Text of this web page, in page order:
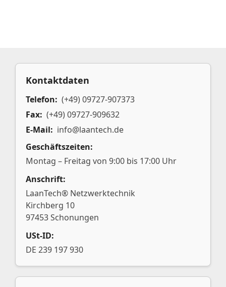
Kontaktdaten
Telefon: (+49) 09727-907373
Fax: (+49) 09727-909632
E-Mail: info@laantech.de
Geschäftszeiten:
Montag – Freitag von 9:00 bis 17:00 Uhr
Anschrift:
LaanTech® Netzwerktechnik
Kirchberg 10
97453 Schonungen
USt-ID:
DE 239 197 930